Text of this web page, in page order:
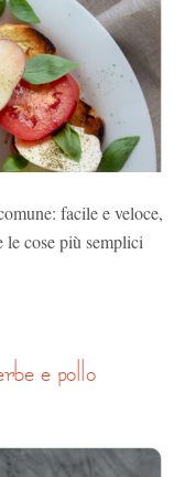
facile e veloce,
le cose più semplici